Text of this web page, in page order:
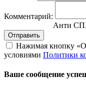
Комментарий:
Анти
Отправить
Нажимая кнопку
условиями Политики
Ваше сообщение